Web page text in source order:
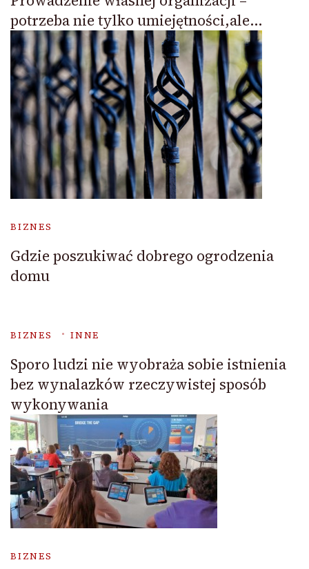
potrzeba nie tylko umiejętności,ale…
BIZNES
Gdzie poszukiwać dobrego ogrodzenia
domu
BIZNES INNE
Sporo ludzi nie wyobraża sobie istnienia
bez wynalazków rzeczywistej sposób
wykonywania
BIZNES